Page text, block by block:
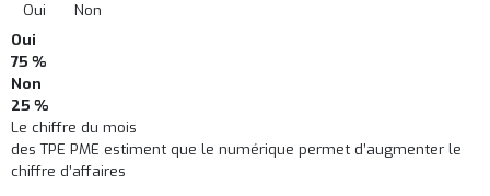
Oui
Non
Oui
75 %
Non
25 %
Le chiffre du mois
des TPE PME estiment que le numérique permet d’augmenter le
chiffre d’affaires